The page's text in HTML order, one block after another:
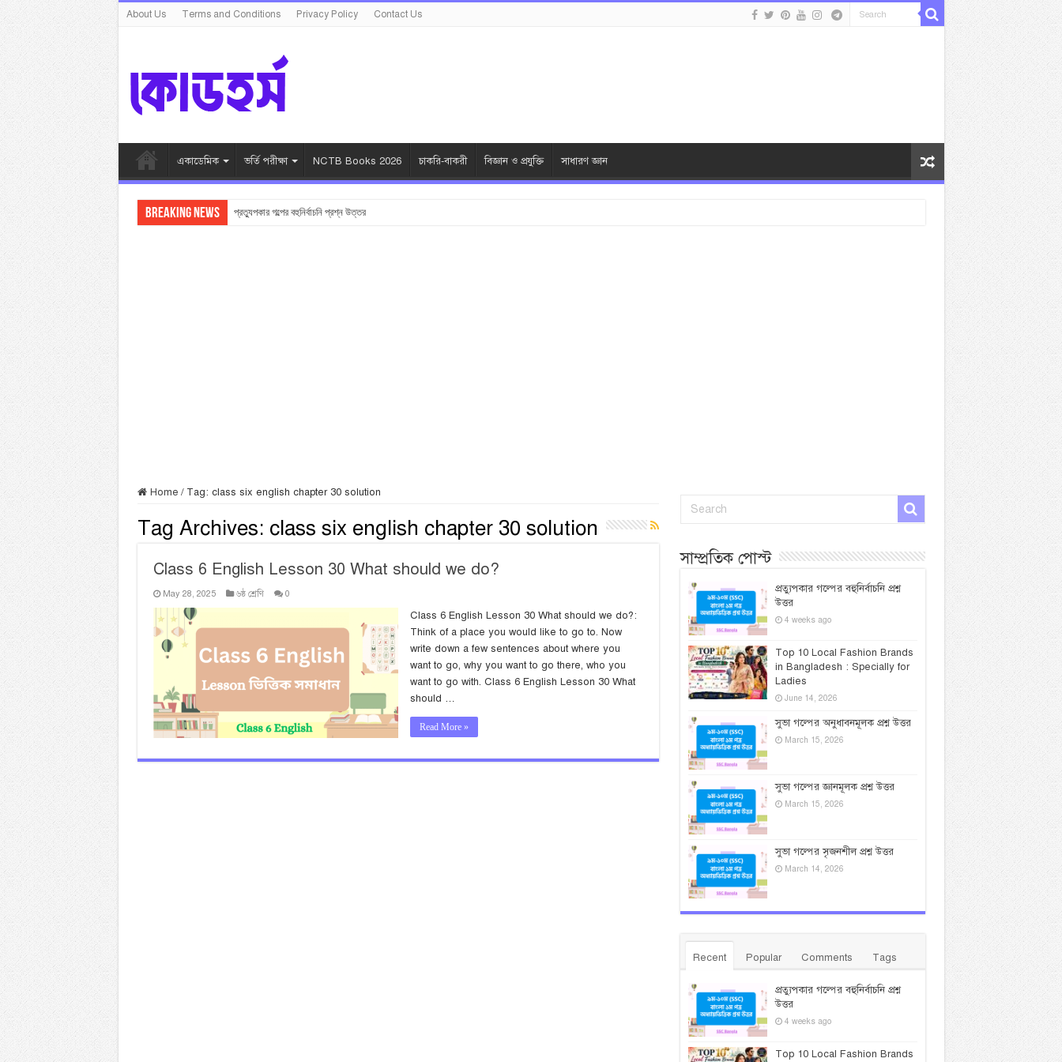
About Us Terms and Conditions Privacy Policy Contact Us
একাডেমিক ভর্তি পরীক্ষা NCTB Books 2026 চাকরি-বাকরী বিজ্ঞান ও প্রযুক্তি সাধারণ জ্ঞান
Breaking News প্রত্যুপকার গল্পের বহুনির্বাচনি প্রশ্ন উত্তর
Home / Tag: class six english chapter 30 solution
Tag Archives: class six english chapter 30 solution
Class 6 English Lesson 30 What should we do?
May 28, 2025 ৬ষ্ঠ শ্রেণি 0
Class 6 English Lesson 30 What should we do?:
Think of a place you would like to go to. Now
write down a few sentences about where you
want to go, why you want to go there, who you
want to go with. Class 6 English Lesson 30 What
should …
Read More »
সাম্প্রতিক পোস্ট
প্রত্যুপকার গল্পের বহুনির্বাচনি প্রশ্ন
উত্তর
4 weeks ago
Top 10 Local Fashion Brands
in Bangladesh : Specially for
Ladies
June 14, 2026
সুভা গল্পের অনুধাবনমূলক প্রশ্ন উত্তর
March 15, 2026
সুভা গল্পের জ্ঞানমূলক প্রশ্ন উত্তর
March 15, 2026
সুভা গল্পের সৃজনশীল প্রশ্ন উত্তর
March 14, 2026
Recent Popular Comments Tags
প্রত্যুপকার গল্পের বহুনির্বাচনি প্রশ্ন
উত্তর
4 weeks ago
Top 10 Local Fashion Brands